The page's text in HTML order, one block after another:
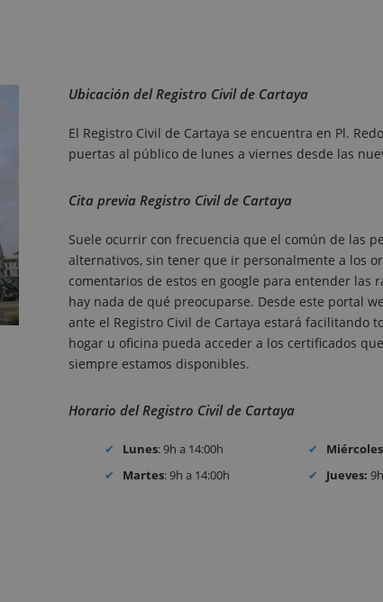
Ubicación del Registro Civil de Cartaya
El Registro Civil de Cartaya se encuentra en Pl.
puertas al público de lunes a viernes desde las
Cita previa Registro Civil de Cartaya
Suele ocurrir con frecuencia que el común de las
alternativos, sin tener que ir personalmente a los
comentarios de estos en google para entender las
hay nada de qué preocuparse. Desde este portal
ante el Registro Civil de Cartaya estará facilitando
hogar u oficina pueda acceder a los certificados
siempre estamos disponibles.
Horario del Registro Civil de Cartaya
Lunes: 9h a 14:00h
Martes: 9h a 14:00h
Miércoles
Jueves: